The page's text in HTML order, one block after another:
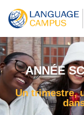
ANNÉE
Une année,